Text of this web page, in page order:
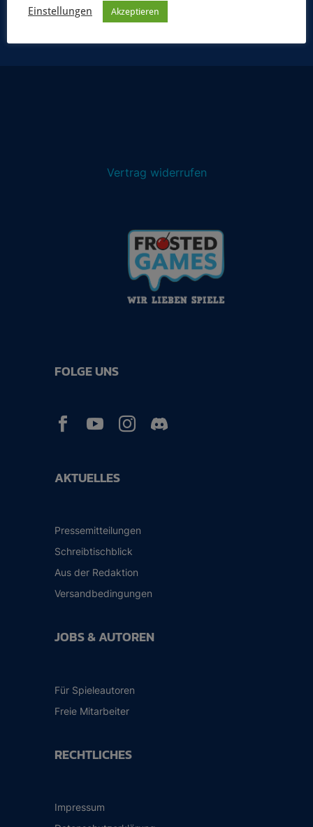
Vertrag widerrufen
AKTUELLES
Pressemitteilungen
Schreibtischblick
Aus der Redaktion
Versandbedingungen
JOBS & AUTOREN
Für Spieleautoren
Freie Mitarbeiter
RECHTLICHES
Impressum
FOLGE UNS
  
Einstellungen Akzeptieren